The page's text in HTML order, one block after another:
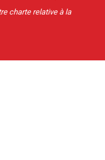
charte relative à la